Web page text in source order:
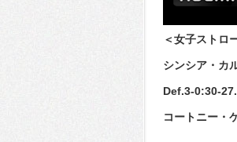
＜女子ストロ
シンシア・カ
Def.3-0:30-
コートニー・